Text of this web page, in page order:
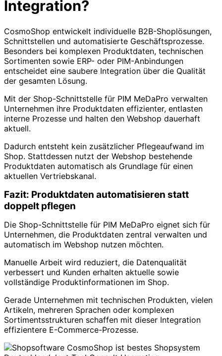
Integration?
CosmoShop entwickelt individuelle B2B-Shoplösungen,
Schnittstellen und automatisierte Geschäftsprozesse.
Besonders bei komplexen Produktdaten, technischen
Sortimenten sowie ERP- oder PIM-Anbindungen
entscheidet eine saubere Integration über die Qualität
der gesamten Lösung.
Mit der Shop-Schnittstelle für PIM MeDaPro verwalten
Unternehmen ihre Produktdaten effizienter, entlasten
interne Prozesse und halten den Webshop dauerhaft
aktuell.
Dadurch entsteht kein zusätzlicher Pflegeaufwand im
Shop. Stattdessen nutzt der Webshop bestehende
Produktdaten automatisch als Grundlage für einen
aktuellen Vertriebskanal.
Fazit: Produktdaten automatisieren statt
doppelt pflegen
Die Shop-Schnittstelle für PIM MeDaPro eignet sich für
Unternehmen, die Produktdaten zentral verwalten und
automatisch im Webshop nutzen möchten.
Manuelle Arbeit wird reduziert, die Datenqualität
verbessert und Kunden erhalten aktuelle sowie
vollständige Produktinformationen im Shop.
Gerade Unternehmen mit technischen Produkten, vielen
Artikeln, mehreren Sprachen oder komplexen
Sortimentsstrukturen schaffen mit dieser Integration
effizientere E-Commerce-Prozesse.